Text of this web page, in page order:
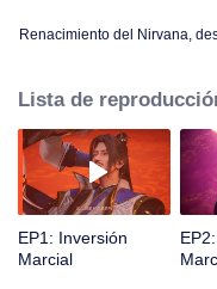
Renacimiento del Nirvana,
Lista de
EP1: Inversión
Marcial